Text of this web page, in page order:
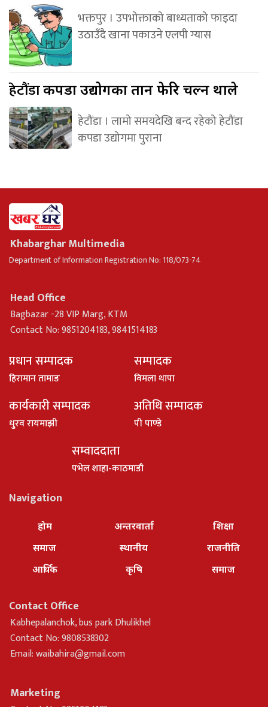
भक्तपुर । उपभोक्ताको बाध्यताको फाइदा
उठाउँदै खाना पकाउने एलपी ग्यास
हेटौंडाकपडा उद्योगका तान फेरि चल्न थाले
हेटौंडा । लामो समयदेखि बन्द रहेको हेटौंडा
कपडा उद्योगमा पुराना
Khabarghar Multimedia
Department of Information Registration No: 118/073-74
Head Office
Bagbazar -28 VIP Marg, KTM
Contact No: 9851204183, 9841514183
प्रधान सम्पादक
हिरामान तामाङ
सम्पादक
विमला थापा
कार्यकारी सम्पादक
धु्रव रायमाझी
अतिथि सम्पादक
पी पाण्डे
सम्वाददाता
पभेल शाहा-काठमाडौ
Navigation
होम
समाज
आर्थिक
अन्तरवार्ता
स्थानीय
कृषि
शिक्षा
राजनीति
समाज
Contact Office
Kabhepalanchok, bus park Dhulikhel
Contact No: 9808538302
Email:waibahira@gmail.com
Marketing